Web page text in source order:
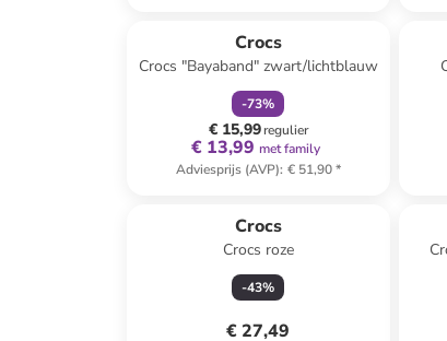
Crocs
Crocs "Bayaband" zwart/lichtblauw
-73%
€ 15,99regulier
€ 13,99 met family
Adviesprijs (AVP): € 51,90*
Crocs
Crocs roze
-43%
€ 27,49